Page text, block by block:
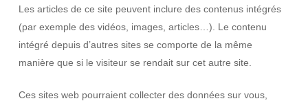
Les articles de ce site peuvent inclure des contenus intégrés
(par exemple des vidéos, images, articles…). Le contenu
intégré depuis d’autres sites se comporte de la même
manière que si le visiteur se rendait sur cet autre site.
Ces sites web pourraient collecter des données sur vous,